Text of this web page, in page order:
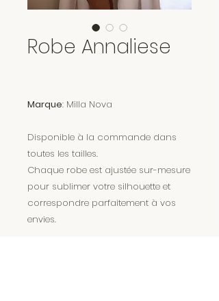
Robe Annaliese
Marque: Milla Nova
Disponible à la commande dans
toutes les tailles.
Chaque robe est ajustée sur-mesure
pour sublimer votre silhouette et
correspondre parfaitement à vos
envies.